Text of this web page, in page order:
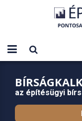
az építésügyi